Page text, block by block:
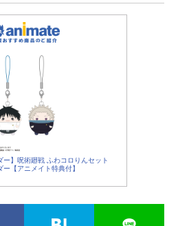
ー】呪術廻戦 ふわコロりんセット
ー【アニメイト特典付】